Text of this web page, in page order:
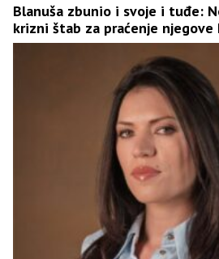
Blanuša zbunio i svoje i tuđe:
krizni štab za praćenje